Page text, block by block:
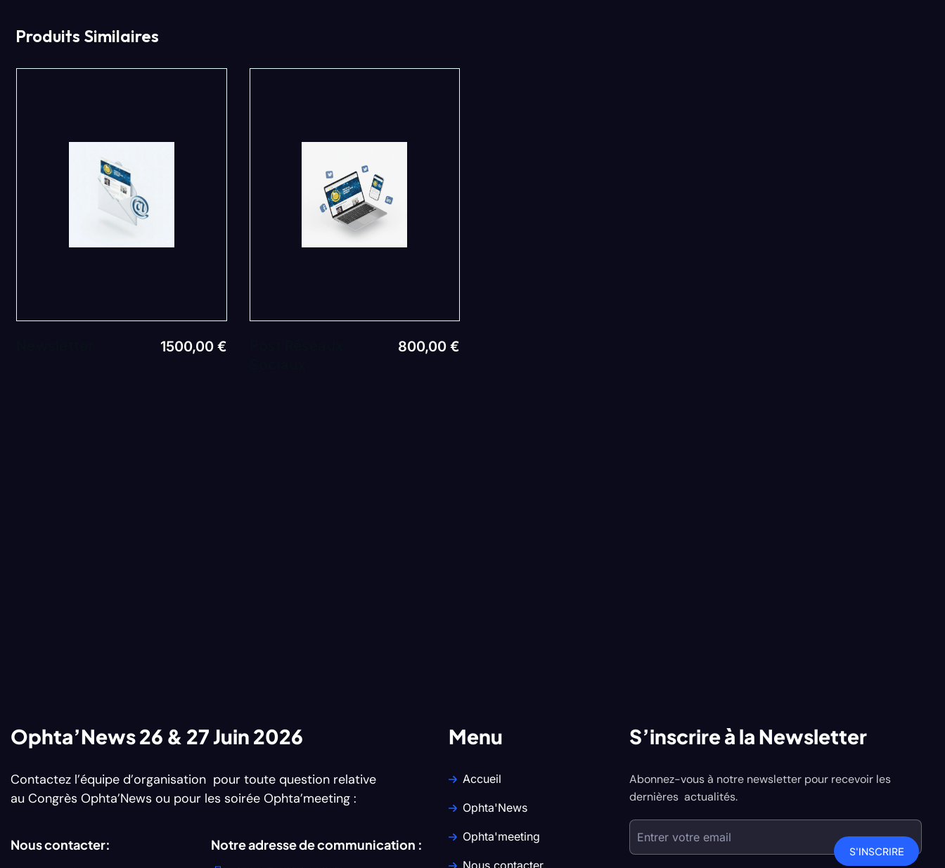
Produits Similaires
1500,00 € 800,00 €
Ophta’News 26 & 27 Juin 2026
Contactez l’équipe d’organisation pour toute question relative
au Congrès Ophta’News ou pour les soirée Ophta’meeting :
Nous contacter: Notre adresse de communication :
Menu
Accueil
Ophta'News
Ophta'meeting
Nous contacter
S’inscrire à la Newsletter
Abonnez-vous à notre newsletter pour recevoir les
dernières actualités.
S'INSCRIRE